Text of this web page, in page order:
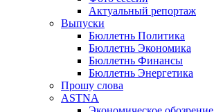
Актуальный репортаж
Выпуски
Бюллетнь Политика
Бюллетнь Экономика
Бюллетнь Финансы
Бюллетнь Энергетика
Прошу слова
ASTNA